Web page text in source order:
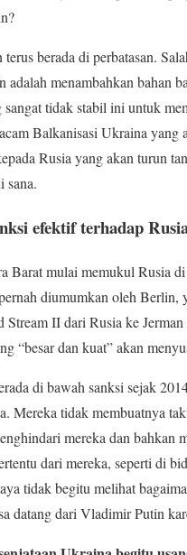
terus berada di perbatasan.
adalah menambahkan bahan
tidak stabil ini untuk
Balkanisasi Ukraina yang
Rusia yang akan turun
sana.
efektif terhadap
Barat mulai memukul Rusia
diumumkan oleh Berlin,
Stream II dari Rusia ke
“besar dan kuat” akan
di bawah sanksi sejak
Mereka tidak membuatnya
mereka dan bahkan
dari mereka, seperti di
tidak begitu melihat
datang dari Vladimir Putin